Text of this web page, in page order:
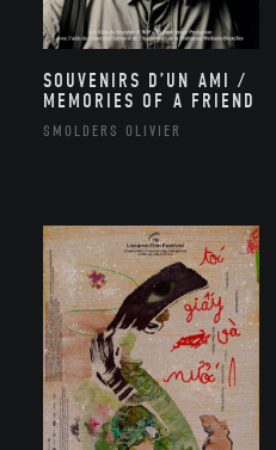
SOUVENIRS D’UN AMI /
MEMORIES OF A FRIEND
SMOLDERS OLIVIER